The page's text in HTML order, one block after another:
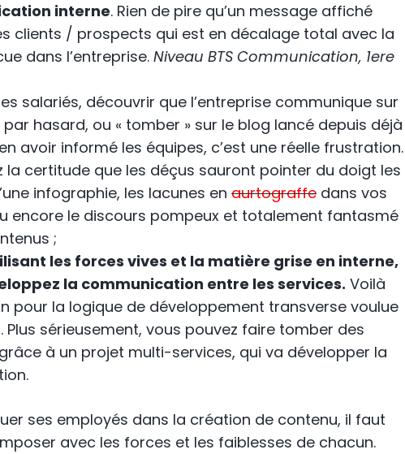
interne. Rien de pire qu’un message affiché
clients / prospects qui est en décalage total avec la
dans l’entreprise. Niveau BTS Communication, 1ere
salariés, découvrir que l’entreprise communique sur
hasard, ou « tomber » sur le blog lancé depuis déjà
avoir informé les équipes, c’est une réelle frustration.
la certitude que les déçus sauront pointer du doigt les
infographie, les lacunes en aurtograffe dans vos
encore le discours pompeux et totalement fantasmé
;
les forces vives et la matière grise en interne,
la communication entre les services. Voilà
pour la logique de développement transverse voulue
Plus sérieusement, vous pouvez faire tomber des
à un projet multi-services, qui va développer la
ses employés dans la création de contenu, il faut
avec les forces et les faiblesses de chacun.